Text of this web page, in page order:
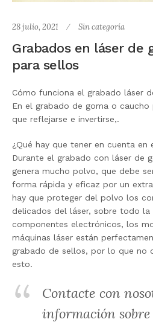
28 julio, 2021 Sin categoría
Grabados en láser de
para sellos
Cómo funciona el grabado láser
En el grabado de goma o
que reflejarse e invertirse,.
¿Qué hay que tener en cuenta en
Durante el grabado con láser de
genera mucho polvo, que debe
forma rápida y eficaz por un
hay que proteger del polvo los
delicados del láser, sobre todo
componentes electrónicos, los
máquinas láser están
grabado de sellos, por lo que no
esto.
Contacte con
información